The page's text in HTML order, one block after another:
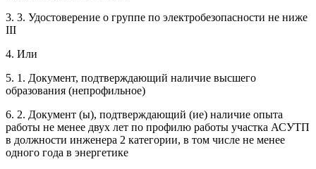
3. 3. Удостоверение о группе по электробезопасности не ниже
III
4. Или
5. 1. Документ, подтверждающий наличие высшего
образования (непрофильное)
6. 2. Документ (ы), подтверждающий (ие) наличие опыта
работы не менее двух лет по профилю работы участка АСУТП
в должности инженера 2 категории, в том числе не менее
одного года в энергетике